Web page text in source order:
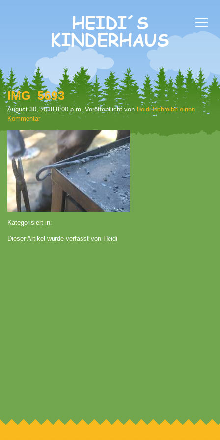
IMG_5693
August 30, 2018 9:00 p.m. Veröffentlicht von Heidi Schreibe einen
Kommentar
Kategorisiert in:
Dieser Artikel wurde verfasst von Heidi